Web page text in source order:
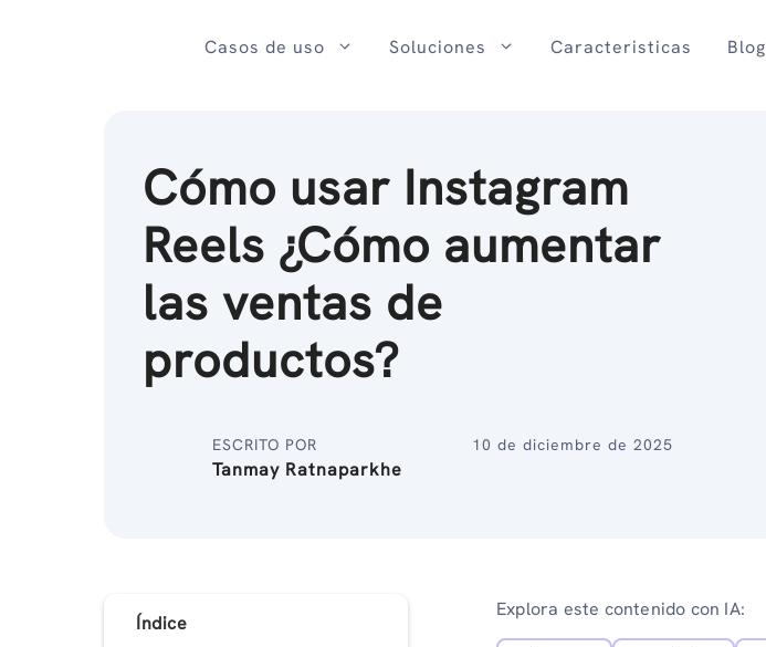
Casos de uso Soluciones Caracteristicas Blog
Cómo usar Instagram
Reels ¿Cómo aumentar
las ventas de
productos?
ESCRITO POR
Tanmay Ratnaparkhe
10 de diciembre de 2025
Índice
Explora este contenido con IA: